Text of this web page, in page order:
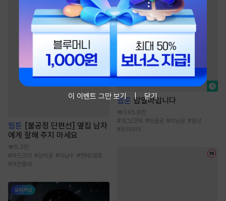
웹툰 [불공정 단편선] 옆집 남자
에게 잘해 주지 마세요
5.3만
#하드코어 #상처공 #미남수 #연애/결혼
#여친몰래
웹툰 탑알바입니다
345.8만
#개그/코믹 #능글공 #미남공 #일상
#트라우마
이 이벤트 그만 보기 닫기